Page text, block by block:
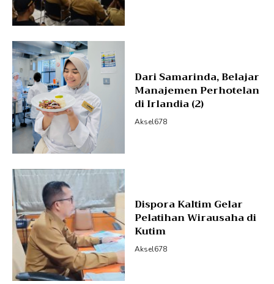
Dari Samarinda, Belajar
Manajemen Perhotelan
di Irlandia (2)
Aksel678
Dispora Kaltim Gelar
Pelatihan Wirausaha di
Kutim
Aksel678